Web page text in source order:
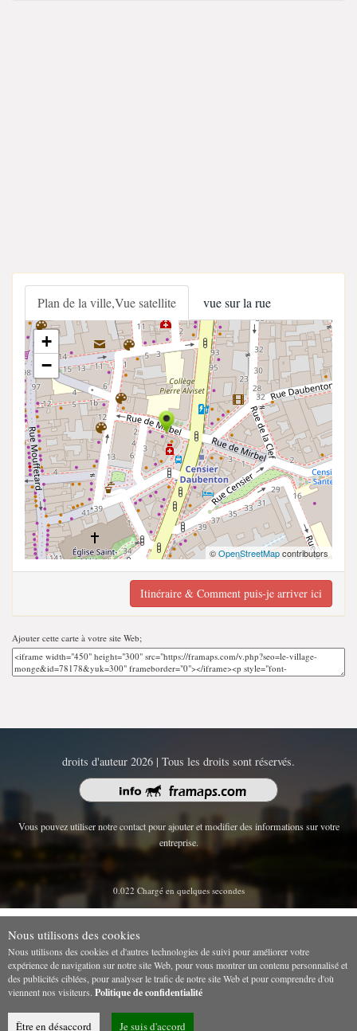
Plan de la ville,Vue satellite vue sur la rue
+
−
©OpenStreetMapcontributors
Itinéraire & Comment puis-je arriver ici
Ajouter cette carte à votre site Web;
droits d'auteur 2026 | Tous les droits sont réservés.
Vous pouvez utiliser notre contact pour ajouter et modifier des informations sur votre
entreprise.
0.022 Chargé en quelques secondes
Nous utilisons des cookies
Nous utilisons des cookies et d'autres technologies de suivi pour améliorer votre
expérience de navigation sur notre site Web, pour vous montrer un contenu personnalisé et
des publicités ciblées, pour analyser le trafic de notre site Web et pour comprendre d'où
viennent nos visiteurs. Politique de confidentialité
Être en désaccord Je suis d'accord